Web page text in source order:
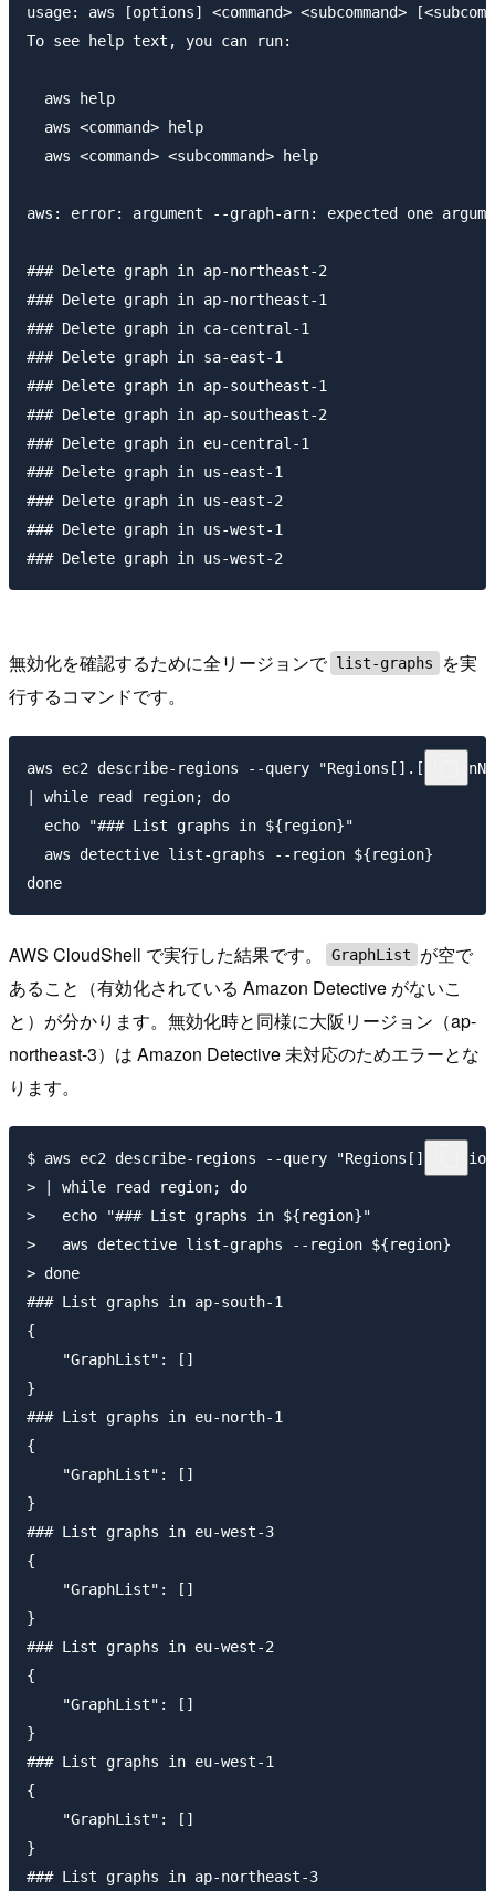
usage: aws [options] <command> <subcommand>
To see help text, you can run:
  aws help
  aws <command> help
  aws <command> <subcommand> help
aws: error: argument --graph-arn: expected one
### Delete graph in ap-northeast-2
### Delete graph in ap-northeast-1
### Delete graph in ca-central-1
### Delete graph in sa-east-1
### Delete graph in ap-southeast-1
### Delete graph in ap-southeast-2
### Delete graph in eu-central-1
### Delete graph in us-east-1
### Delete graph in us-east-2
### Delete graph in us-west-1
無効化を確認するために全リージョンで list-graphs
を実
行するコマンドです。
aws ec2 describe-regions --query
| while read region; do
  echo "### List graphs in ${region}"
  aws detective list-graphs --region ${region}
AWS CloudShell で実行した結果です。 GraphList
が空で
あること（有効化されている Amazon Detective がないこ
と）が分かります。無効化時と同様に大阪リージョン（ap-
northeast-3）は Amazon Detective 未対応のためエラーとな
ります。
$ aws ec2 describe-regions --query
> | while read region; do
>   echo "### List graphs in ${region}"
>   aws detective list-graphs --region ${region}
> done
### List graphs in ap-south-1
{
    "GraphList": []
}
### List graphs in eu-north-1
{
    "GraphList": []
}
### List graphs in eu-west-3
{
    "GraphList": []
}
### List graphs in eu-west-2
{
    "GraphList": []
}
### List graphs in eu-west-1
{
    "GraphList": []
}
### List graphs in ap-northeast-3